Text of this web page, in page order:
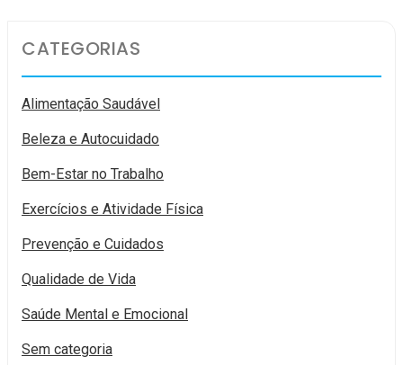
CATEGORIAS
Alimentação Saudável
Beleza e Autocuidado
Bem-Estar no Trabalho
Exercícios e Atividade Física
Prevenção e Cuidados
Qualidade de Vida
Saúde Mental e Emocional
Sem categoria